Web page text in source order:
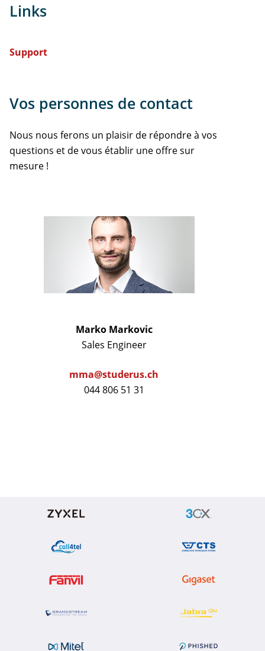
Links
Support
Vos personnes de contact
Nous nous ferons un plaisir de répondre à vos
questions et de vous établir une offre sur
mesure !
Marko Markovic
Sales Engineer
mma@studerus.ch
044 806 51 31